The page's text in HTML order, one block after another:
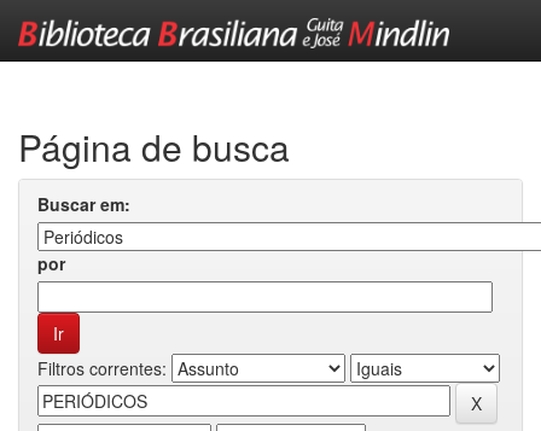
Página de busca
Buscar em:
por
Filtros correntes: